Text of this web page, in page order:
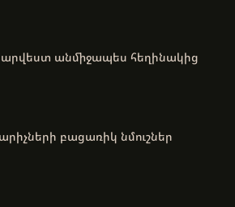
անմիջապես հեղինակից
բացառիկ նմուշներ